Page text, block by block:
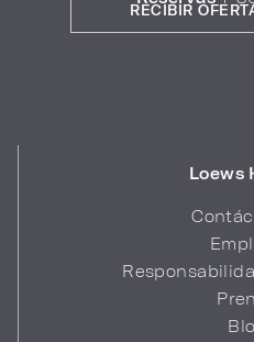
Loews
RECIBIR